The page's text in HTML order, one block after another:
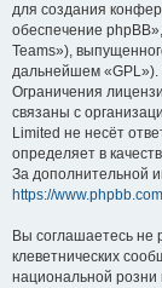
для создания
обеспечение
Teams»),
дальнейшем «GPL»).
Ограничения
связаны с
Limited не несёт
определяет в
За дополнительной
https://
Вы соглашаетесь не
клеветнических
национальной розни